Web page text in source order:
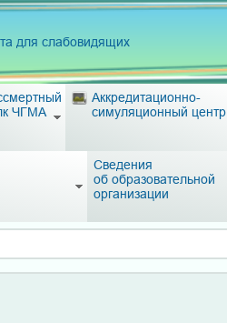
для слабовидящих
ЧГМА
Аккредитационно-
симуляционный центр
Сведения
об образовательной
организации